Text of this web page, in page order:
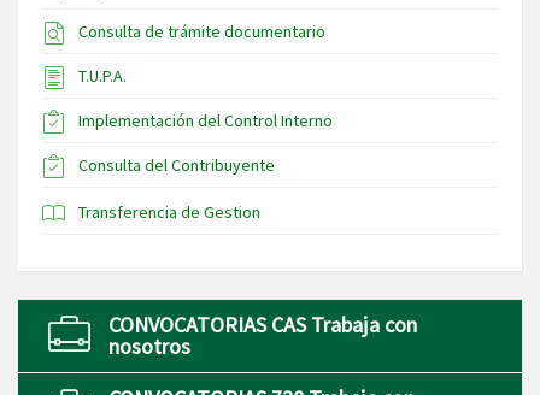
Consulta de trámite documentario
T.U.P.A.
Implementación del Control Interno
Consulta del Contribuyente
Transferencia de Gestion
CONVOCATORIAS CAS Trabaja con
nosotros